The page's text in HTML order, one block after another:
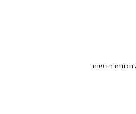
חדשות